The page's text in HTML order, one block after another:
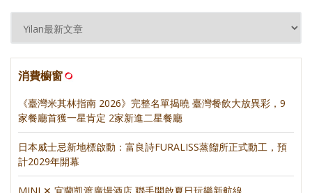
消費櫥窗
《臺灣米其林指南 2026》完整名單揭曉 臺灣餐飲大放異彩，9
家餐廳首獲一星肯定 2家新進二星餐廳
日本威士忌新地標啟動：富良詩FURALISS蒸餾所正式動工，預
計2029年開幕
MINI ✕ 宜蘭凱渡廣場酒店 聯手開啟夏日玩樂新航線